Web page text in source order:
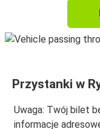
Berlin
Ryga
Przystanki w
Uwaga: Twój bilet
informacje